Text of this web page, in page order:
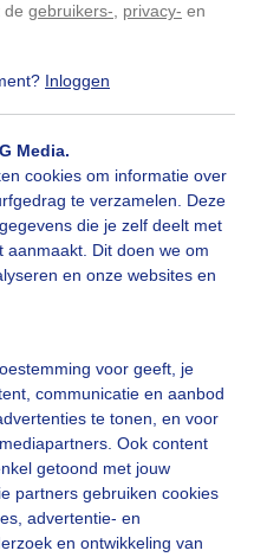
de gebruikers- privacy- en
Inloggen
Media.
cookies om informatie over
te verzamelen. Deze
die je zelf deelt met
aanmaakt. Dit doen we om
en onze websites en
voor geeft, je
communicatie en aanbod
te tonen, en voor
Ook content
getoond met jouw
partners gebruiken cookies
advertentie- en
en ontwikkeling van
aub...
te passen